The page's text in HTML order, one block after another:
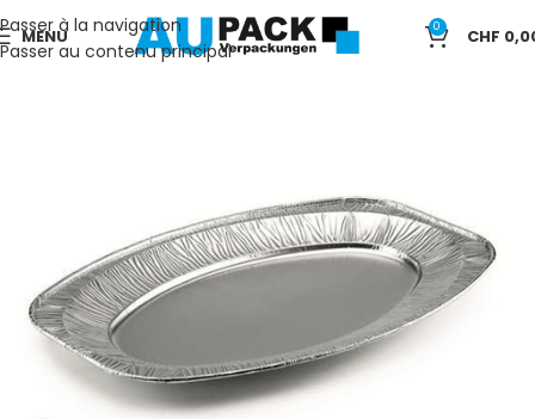
Passer à la navigation
Passer au contenu principal
MENU 0 CHF